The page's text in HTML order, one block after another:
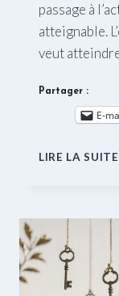
passage à
atteignable.
veut
Partager :
E-
LIRE LA SUITE